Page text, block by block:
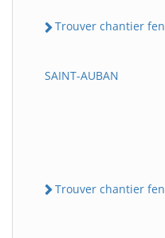
Trouver chantier
SAINT-AUBAN
Trouver chantier